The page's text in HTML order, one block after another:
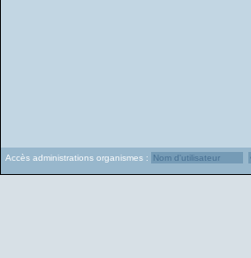
Accès administrations organismes :